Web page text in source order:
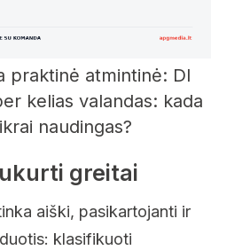
praktinė atmintinė: DI
kelias valandas: kada
naudingas?
greitai
aiški, pasikartojanti ir
klasifikuoti